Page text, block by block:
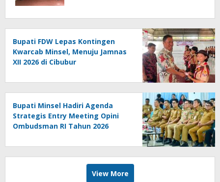
Bupati FDW Lepas Kontingen
Kwarcab Minsel, Menuju Jamnas
XII 2026 di Cibubur
Bupati Minsel Hadiri Agenda
Strategis Entry Meeting Opini
Ombudsman RI Tahun 2026
View More